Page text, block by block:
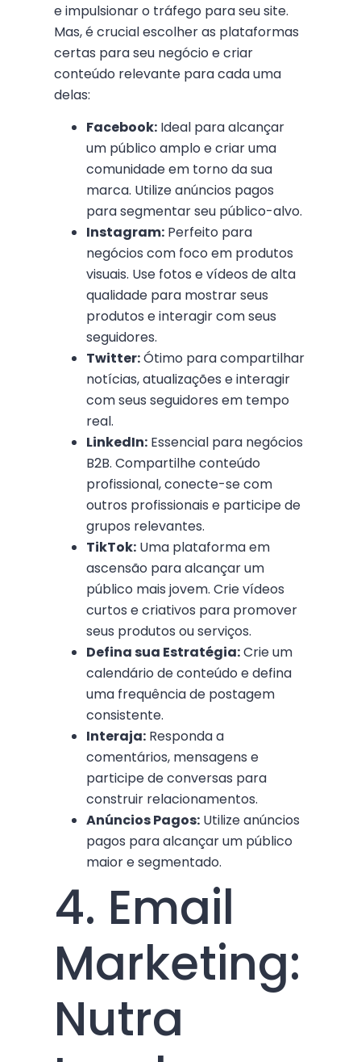
e impulsionar o tráfego para seu site.
Mas, é crucial escolher as plataformas
certas para seu negócio e criar
conteúdo relevante para cada uma
delas:
Facebook: Ideal para alcançar
um público amplo e criar uma
comunidade em torno da sua
marca. Utilize anúncios pagos
para segmentar seu público-alvo.
Instagram: Perfeito para
negócios com foco em produtos
visuais. Use fotos e vídeos de alta
qualidade para mostrar seus
produtos e interagir com seus
seguidores.
Twitter:Ótimo para compartilhar
notícias, atualizações e interagir
com seus seguidores em tempo
real.
LinkedIn: Essencial para negócios
B2B. Compartilhe conteúdo
profissional, conecte-se com
outros profissionais e participe de
grupos relevantes.
TikTok: Uma plataforma em
ascensão para alcançar um
público mais jovem. Crie vídeos
curtos e criativos para promover
seus produtos ou serviços.
Defina sua Estratégia:Crie um
calendário de conteúdo e defina
uma frequência de postagem
consistente.
Interaja: Responda a
comentários, mensagens e
participe de conversas para
construir relacionamentos.
Anúncios Pagos: Utilize anúncios
pagos para alcançar um público
maior e segmentado.
4. Email
Marketing:
Nutra